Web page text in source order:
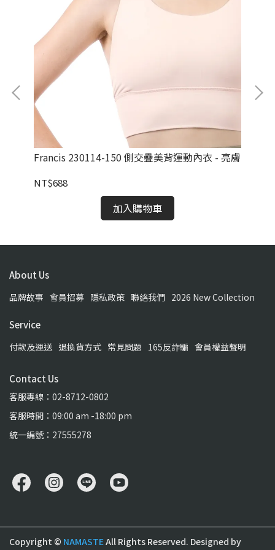
Francis 230114-150 側交疊美背運動內衣 - 亮膚
NT$688
加入購物車
About Us
品牌故事 會員招募 隱私政策 聯絡我們 2026 New Collection
Service
付款及運送 退換貨方式 常見問題 165反詐騙 會員權益聲明
Contact Us
客服專線：02-8712-0802
客服時間：09:00 am -18:00 pm
統一編號：27555278
Copyright © NAMASTE All Rights Reserved. Designed by